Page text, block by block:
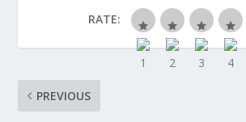
RATE:
PREVIOUS